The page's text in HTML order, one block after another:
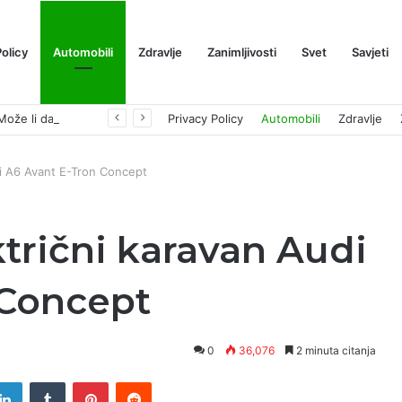
Automobili Zdravlje Zanimljivosti Svet Savjeti
Privacy Policy Automobili Zdravlje
Avant E-Tron Concept
karavan Audi
0 36,076 2 minuta citanja
LinkedInTumblr PinterestReddit